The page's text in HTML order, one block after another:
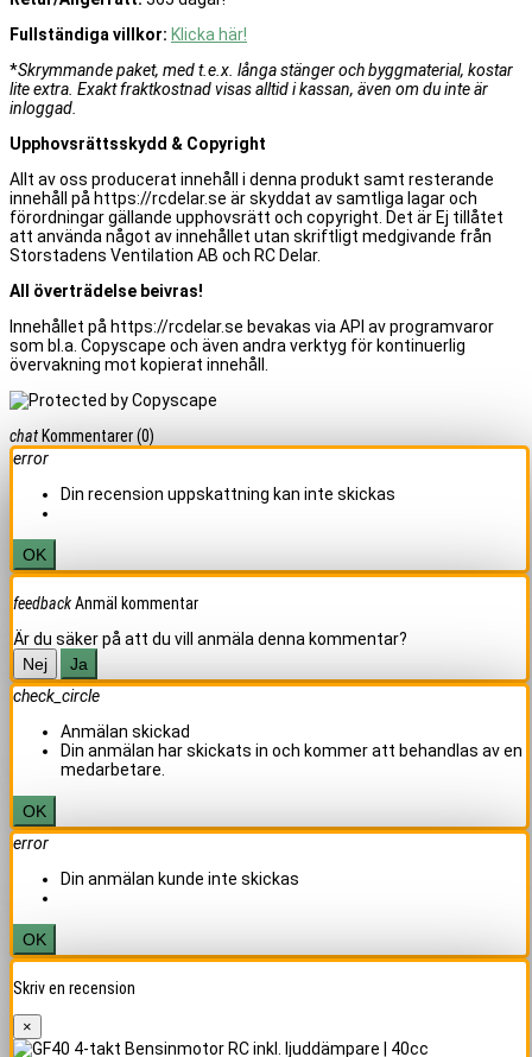
Fullständiga villkor: Klicka här!
*Skrymmande paket, med t.e.x. långa stänger och byggmaterial, kostar
lite extra. Exakt fraktkostnad visas alltid i kassan, även om du inte är
inloggad.
Upphovsrättsskydd & Copyright
Allt av oss producerat innehåll i denna produkt samt resterande
innehåll på https://rcdelar.se är skyddat av samtliga lagar och
förordningar gällande upphovsrätt och copyright. Det är Ej tillåtet
att använda något av innehållet utan skriftligt medgivande från
Storstadens Ventilation AB och RC Delar.
All överträdelse beivras!
Innehållet på https://rcdelar.se bevakas via API av programvaror
som bl.a. Copyscape och även andra verktyg för kontinuerlig
övervakning mot kopierat innehåll.
chat Kommentarer(0)
error
Din recension uppskattning kan inte skickas
OK
feedbackAnmäl kommentar
Är du säker på att du vill anmäla denna kommentar?
Nej
Ja
check_circle
Anmälan skickad
Din anmälan har skickats in och kommer att behandlas av en
medarbetare.
OK
error
Din anmälan kunde inte skickas
OK
Skriv en recension
×